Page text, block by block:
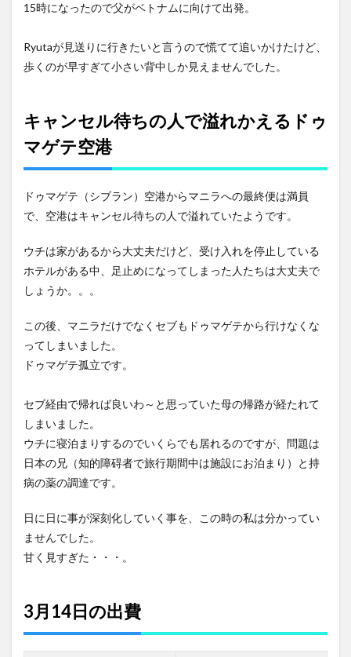
15時になったので父がベトナムに向けて出発。
Ryutaが見送りに行きたいと言うので慌てて追いかけたけど、
歩くのが早すぎて小さい背中しか見えませんでした。
キャンセル待ちの人で溢れかえるドゥ
マゲテ空港
ドゥマゲテ（シブラン）空港からマニラへの最終便は満員
で、空港はキャンセル待ちの人で溢れていたようです。
ウチは家があるから大丈夫だけど、受け入れを停止している
ホテルがある中、足止めになってしまった人たちは大丈夫で
しょうか。。。
この後、マニラだけでなくセブもドゥマゲテから行けなくな
ってしまいました。
ドゥマゲテ孤立です。
セブ経由で帰れば良いわ～と思っていた母の帰路が経たれて
しまいました。
ウチに寝泊まりするのでいくらでも居れるのですが、問題は
日本の兄（知的障碍者で旅行期間中は施設にお泊まり）と持
病の薬の調達です。
日に日に事が深刻化していく事を、この時の私は分かってい
ませんでした。
甘く見すぎた・・・。
3月14日の出費